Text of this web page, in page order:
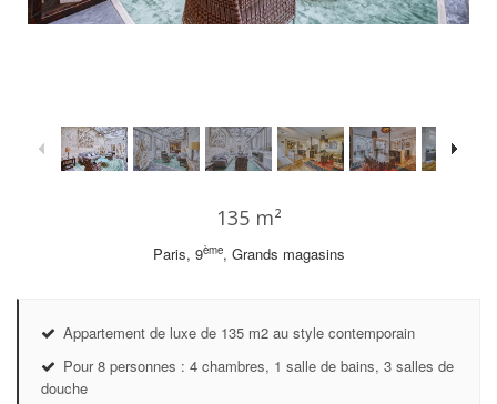
135 m²
Paris, 9ème, Grands magasins
Appartement de luxe de 135 m2 au style contemporain
Pour 8 personnes : 4 chambres, 1 salle de bains, 3 salles de
douche